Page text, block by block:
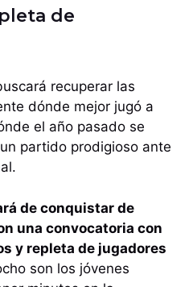
de
recuperar las
dónde mejor jugó a
el año pasado se
partido prodigioso ante
de conquistar de
una convocatoria con
y repleta de jugadores
son los jóvenes